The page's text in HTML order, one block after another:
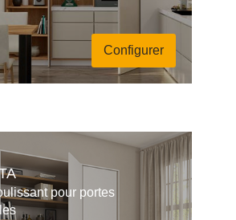
Configurer
pour portes